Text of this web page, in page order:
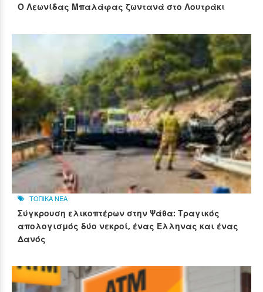
Ο Λεωνίδας Μπαλάφας ζωντανά στο Λουτράκι
ΤΟΠΙΚΑ ΝΕΑ
Σύγκρουση ελικοπτέρων στην Ψάθα: Τραγικός
απολογισμός δύο νεκροί, ένας Έλληνας και ένας
Δανός